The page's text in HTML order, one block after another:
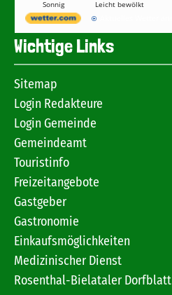
Sonnig
Leicht bewölkt
Wichtige Links
Sitemap
Login Redakteure
Login Gemeinde
Gemeindeamt
Touristinfo
Freizeitangebote
Gastgeber
Gastronomie
Einkaufsmöglichkeiten
Medizinischer Dienst
Rosenthal-Bielataler Dorfblatt